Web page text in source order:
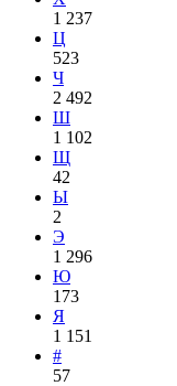
1 237
Ц
523
Ч
2 492
Ш
1 102
Щ
42
Ы
2
Э
1 296
Ю
173
Я
1 151
#
57